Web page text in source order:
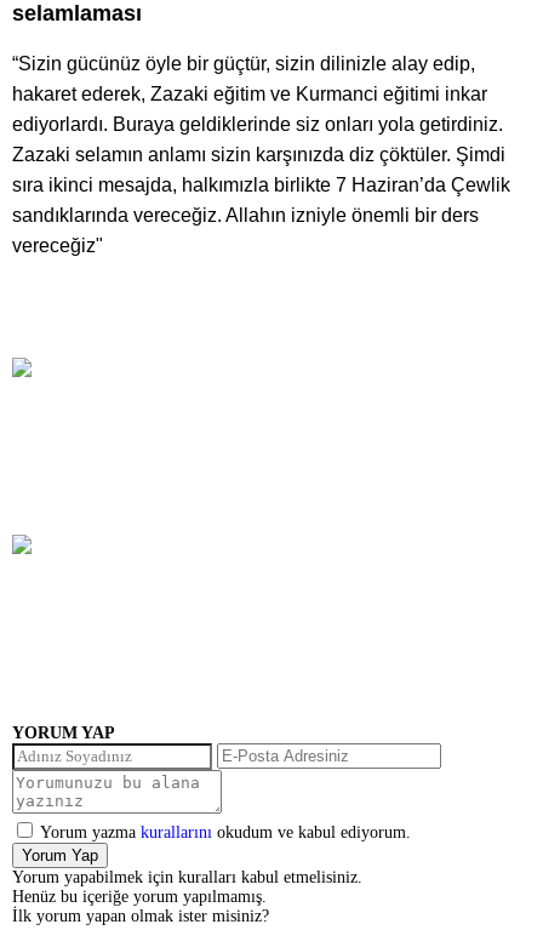
selamlaması
“Sizin gücünüz öyle bir güçtür, sizin dilinizle alay edip,
hakaret ederek, Zazaki eğitim ve Kurmanci eğitimi inkar
ediyorlardı. Buraya geldiklerinde siz onları yola getirdiniz.
Zazaki selamın anlamı sizin karşınızda diz çöktüler. Şimdi
sıra ikinci mesajda, halkımızla birlikte 7 Haziran’da Çewlik
sandıklarında vereceğiz. Allahın izniyle önemli bir ders
vereceğiz"
YORUM YAP
Yorum yazma kurallarını okudum ve kabul ediyorum.
Yorum Yap
Yorum yapabilmek için kuralları kabul etmelisiniz.
Henüz bu içeriğe yorum yapılmamış.
İlk yorum yapan olmak ister misiniz?